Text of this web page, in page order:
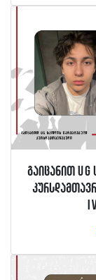
გაიცანით UG